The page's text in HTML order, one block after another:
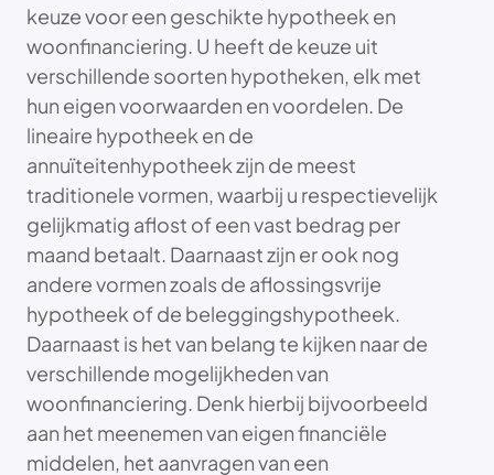
keuze voor een geschikte hypotheek en
woonfinanciering. U heeft de keuze uit
verschillende soorten hypotheken, elk met
hun eigen voorwaarden en voordelen. De
lineaire hypotheek en de
annuïteitenhypotheek zijn de meest
traditionele vormen, waarbij u respectievelijk
gelijkmatig aflost of een vast bedrag per
maand betaalt. Daarnaast zijn er ook nog
andere vormen zoals de aflossingsvrije
hypotheek of de beleggingshypotheek.
Daarnaast is het van belang te kijken naar de
verschillende mogelijkheden van
woonfinanciering. Denk hierbij bijvoorbeeld
aan het meenemen van eigen financiële
middelen, het aanvragen van een